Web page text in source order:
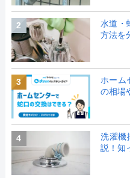
2
水道・
方法を
3
ホーム
の相場
4
洗濯機
説！知